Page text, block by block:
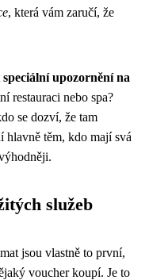
, která vám zaručí, že
speciální upozornění na
restauraci nebo spa?
se dozví, že tam
hlavně těm, kdo mají svá
služeb
jsou vlastně to první,
voucher koupí. Je to